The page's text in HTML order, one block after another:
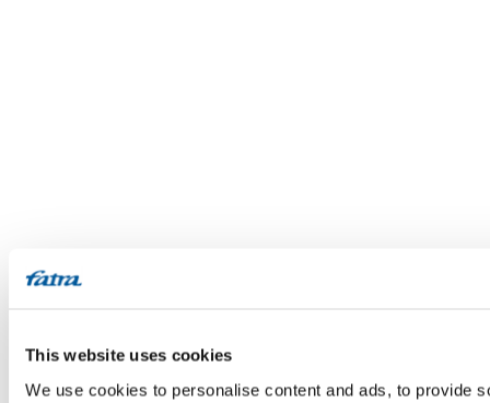
This website uses cookies
We use cookies to personalise content and ads, to provide